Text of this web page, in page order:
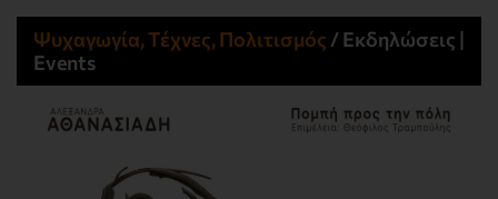
Ψυχαγωγία, Τέχνες, Πολιτισμός /Εκδηλώσεις |
Events